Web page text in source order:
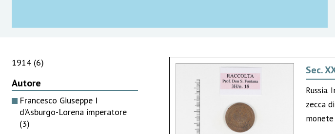
1914 (6)
Autore
Francesco Giuseppe I
d’Asburgo-Lorena imperatore
(3)
Sec.
Russia.
zecca
monete